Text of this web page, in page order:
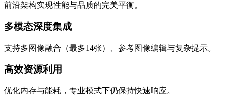
前沿架构实现性能与品质的完美平衡。
多模态深度集成
支持多图像融合（最多14张）、参考图像编辑与复杂提示。
高效资源利用
优化内存与能耗，专业模式下仍保持快速响应。